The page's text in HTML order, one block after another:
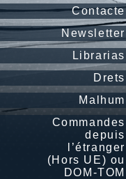
Contacte
Newsletter
Librarias
Drets
Malhum
Commandes
depuis
l’étranger
(Hors UE) ou
DOM-TOM